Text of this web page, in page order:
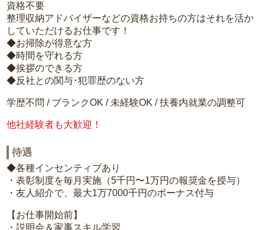
資格不要
整理収納アドバイザーなどの資格お持ちの方はそれを活か
していただけるお仕事です！
◆お掃除が得意な方
◆時間を守れる方
◆挨拶のできる方
◆反社との関与･犯罪歴のない方
学歴不問 / ブランクOK / 未経験OK / 扶養内就業の調整可
他社経験者も大歓迎！
待遇
◆各種インセンティブあり
・表彰制度を毎月実施（5千円〜1万円の報奨金を授与）
・友人紹介で、最大1万7000千円のボーナス付与
【お仕事開始前】
・説明会＆家事スキル学習